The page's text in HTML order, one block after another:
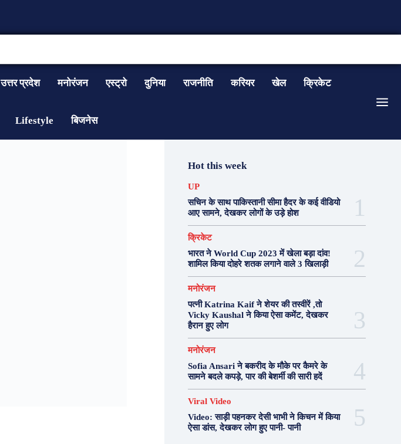
उत्तर प्रदेश मनोरंजन एस्ट्रो दुनिया राजनीति करियर खेल क्रिकेट
Lifestyle बिजनेस
Hot this week
UP
सचिन के साथ पाकिस्तानी सीमा हैदर के कई वीडियो
आए सामने, देखकर लोगों के उड़े होश
क्रिकेट
भारत ने World Cup 2023 में खेला बड़ा दांव!
शामिल किया दोहरे शतक लगाने वाले 3 खिलाड़ी
मनोरंजन
पत्नी Katrina Kaif ने शेयर की तस्वीरें ,तो
Vicky Kaushal ने किया ऐसा कमेंट, देखकर
हैरान हुए लोग
मनोरंजन
Sofia Ansari ने बकरीद के मौके पर कैमरे के
सामने बदले कपड़े, पार की बेशर्मी की सारी हदें
Viral Video
Video: साड़ी पहनकर देसी भाभी ने किचन में किया
ऐसा डांस, देखकर लोग हुए पानी- पानी